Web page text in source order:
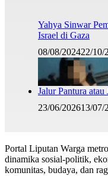
Yahya Sinwar
Israel di Gaza
08/08/202422/10/
Jalur Pantura
23/06/202613/07/
Portal Liputan Warga
dinamika sosial-politik,
komunitas, budaya, dan